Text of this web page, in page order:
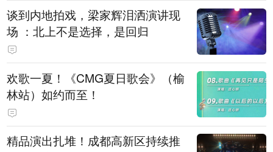
谈到内地拍戏，梁家辉泪洒演讲现
场 ：北上不是选择，是回归
欢歌一夏！《CMG夏日歌会》（榆
林站）如约而至！
精品演出扎堆！成都高新区持续推